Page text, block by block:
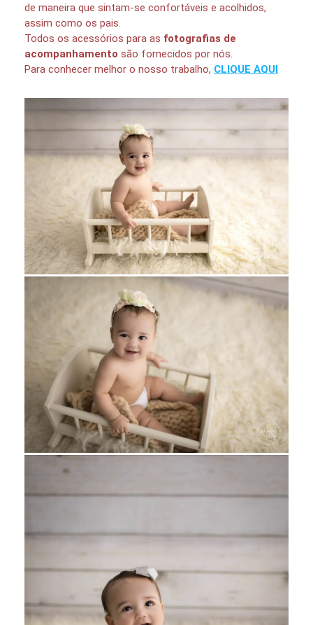
de maneira que sintam-se confortáveis e acolhidos,
assim como os pais.
Todos os acessórios para as fotografias de
acompanhamento são fornecidos por nós.
Para conhecer melhor o nosso trabalho, CLIQUE AQUI